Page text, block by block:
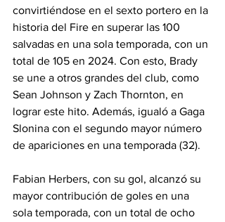
convirtiéndose en el sexto portero en la
historia del Fire en superar las 100
salvadas en una sola temporada, con un
total de 105 en 2024. Con esto, Brady
se une a otros grandes del club, como
Sean Johnson y Zach Thornton, en
lograr este hito. Además, igualó a Gaga
Slonina con el segundo mayor número
de apariciones en una temporada (32).
Fabian Herbers, con su gol, alcanzó su
mayor contribución de goles en una
sola temporada, con un total de ocho